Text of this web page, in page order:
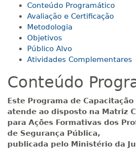
140 H 18dias 60dias
160 H 20 dias
180 H 23dias 90dias
200 H 25 dias 90dias
Conteúdo Programático
Avaliação e Certificação
Metodologia
Objetivos
Público Alvo
Atividades Complementares
Conteúdo
Este Programa de
atende ao disposto na Matriz
para Ações Formativas dos
de Segurança Pública,
publicada pelo Ministério da